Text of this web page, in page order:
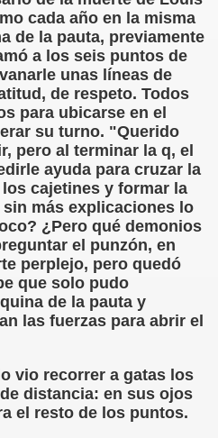
cada año en la misma
de la pauta, previamente
a los seis puntos de
unas líneas de
de respeto. Todos
para ubicarse en el
su turno. "Querido
pero al terminar la q, el
ayuda para cruzar la
cajetines y formar la
más explicaciones lo
¿Pero qué demonios
el punzón, en
perplejo, pero quedó
que solo pudo
de la pauta y
las fuerzas para abrir el
vio recorrer a gatas los
distancia: en sus ojos
el resto de los puntos.
Herruzo)
Herruzo)
es Cecs i Deficients
ONCE, 1990 (Miquel
Cabrerizo)